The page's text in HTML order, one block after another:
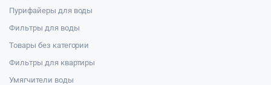
Пурифайеры для воды
Фильтры для воды
Товары без категории
Фильтры для квартиры
Умягчители воды